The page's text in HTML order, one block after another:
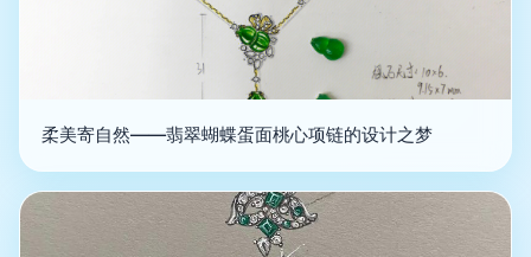
柔美寄自然——翡翠蝴蝶蛋面桃心项链的设计之梦